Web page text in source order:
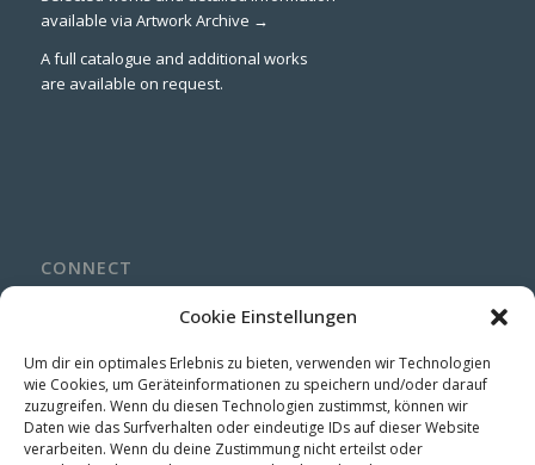
Cookie Einstellungen
Um dir ein optimales Erlebnis zu bieten, verwenden wir Technologien
wie Cookies, um Geräteinformationen zu speichern und/oder darauf
zuzugreifen. Wenn du diesen Technologien zustimmst, können wir
Daten wie das Surfverhalten oder eindeutige IDs auf dieser Website
verarbeiten. Wenn du deine Zustimmung nicht erteilst oder
available via Artwork Archive →
A full catalogue and additional works
are available on request.
CONNECT